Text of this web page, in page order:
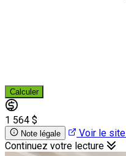
Calculer
1 564 $
Note légale Voir le site
Continuez votre lecture